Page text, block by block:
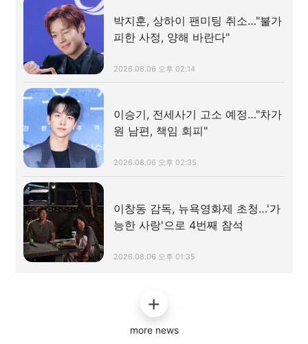
박지훈, 상하이 팬미팅 취소…"불가
피한 사정, 양해 바란다"
2026.08.06 오후 02:14
이승기, 전세사기 고소 예정…"차가
원 남편, 책임 회피"
2026.08.06 오후 02:35
이창동 감독, 뉴욕영화제 초청…'가
능한 사랑'으로 4번째 참석
2026.08.06 오후 01:35
more news